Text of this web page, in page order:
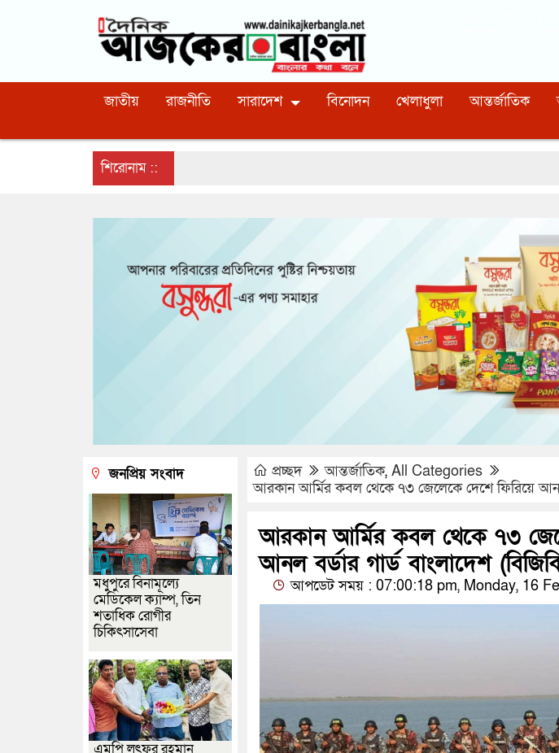
জাতীয় রাজনীতি সারাদেশ বিনোদন খেলাধুলা আন্তর্জাতিক
শিরোনাম ::
প্রচ্ছদ আন্তর্জাতিক, All Categories
আরকান আর্মির কবল থেকে ৭৩ জেলেকে দেশে ফিরিয়ে আনল
আরকান আর্মির কবল থেকে ৭৩
আনল বর্ডার গার্ড বাংলাদেশ
আপডেট সময় : 07:00:18 pm, Monday, 16
জনপ্রিয় সংবাদ
মধুপুরে বিনামূল্যে
মেডিকেল ক্যাম্প, তিন
শতাধিক রোগীর
চিকিৎসাসেবা